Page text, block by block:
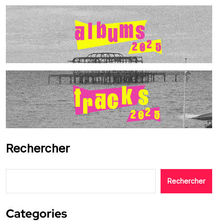
Rechercher
Rechercher
Categories